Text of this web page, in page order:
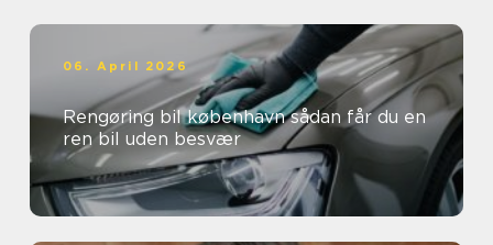
06. April 2026
Rengøring bil københavn sådan får du en
ren bil uden besvær